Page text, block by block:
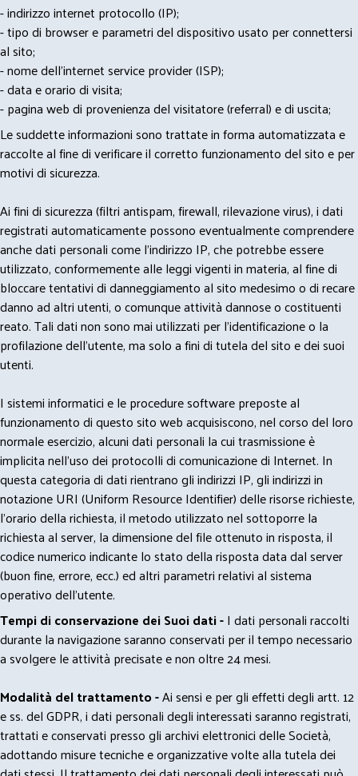
- indirizzo internet protocollo (IP);
- tipo di browser e parametri del dispositivo usato per connettersi
al sito;
- nome dell'internet service provider (ISP);
- data e orario di visita;
- pagina web di provenienza del visitatore (referral) e di uscita;
Le suddette informazioni sono trattate in forma automatizzata e
raccolte al fine di verificare il corretto funzionamento del sito e per
motivi di sicurezza.
Ai fini di sicurezza (filtri antispam, firewall, rilevazione virus), i dati
registrati automaticamente possono eventualmente comprendere
anche dati personali come l'indirizzo IP, che potrebbe essere
utilizzato, conformemente alle leggi vigenti in materia, al fine di
bloccare tentativi di danneggiamento al sito medesimo o di recare
danno ad altri utenti, o comunque attività dannose o costituenti
reato. Tali dati non sono mai utilizzati per l'identificazione o la
profilazione dell'utente, ma solo a fini di tutela del sito e dei suoi
utenti.
I sistemi informatici e le procedure software preposte al
funzionamento di questo sito web acquisiscono, nel corso del loro
normale esercizio, alcuni dati personali la cui trasmissione è
implicita nell'uso dei protocolli di comunicazione di Internet. In
questa categoria di dati rientrano gli indirizzi IP, gli indirizzi in
notazione URI (Uniform Resource Identifier) delle risorse richieste,
l'orario della richiesta, il metodo utilizzato nel sottoporre la
richiesta al server, la dimensione del file ottenuto in risposta, il
codice numerico indicante lo stato della risposta data dal server
(buon fine, errore, ecc.) ed altri parametri relativi al sistema
operativo dell'utente.
Tempi di conservazione dei Suoi dati -I dati personali raccolti
durante la navigazione saranno conservati per il tempo necessario
a svolgere le attività precisate e non oltre 24 mesi.
Modalità del trattamento -Ai sensi e per gli effetti degli artt. 12
e ss. del GDPR, i dati personali degli interessati saranno registrati,
trattati e conservati presso gli archivi elettronici delle Società,
adottando misure tecniche e organizzative volte alla tutela dei